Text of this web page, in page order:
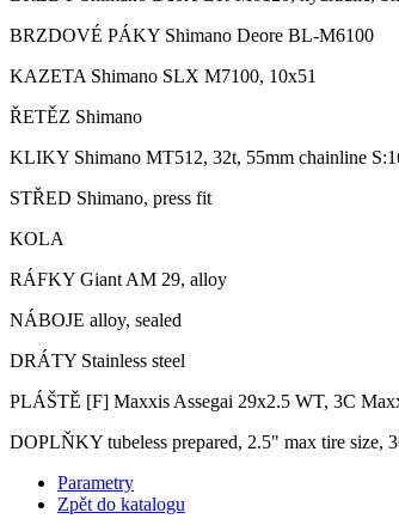
BRZDOVÉ PÁKY Shimano Deore BL-M6100
KAZETA Shimano SLX M7100, 10x51
ŘETĚZ Shimano
KLIKY Shimano MT512, 32t, 55mm chainline
STŘED Shimano, press fit
KOLA
RÁFKY Giant AM 29, alloy
NÁBOJE alloy, sealed
DRÁTY Stainless steel
PLÁŠTĚ [F] Maxxis Assegai 29x2.5 WT, 3C
DOPLŇKY tubeless prepared, 2.5" max tire size,
Parametry
Zpět do katalogu